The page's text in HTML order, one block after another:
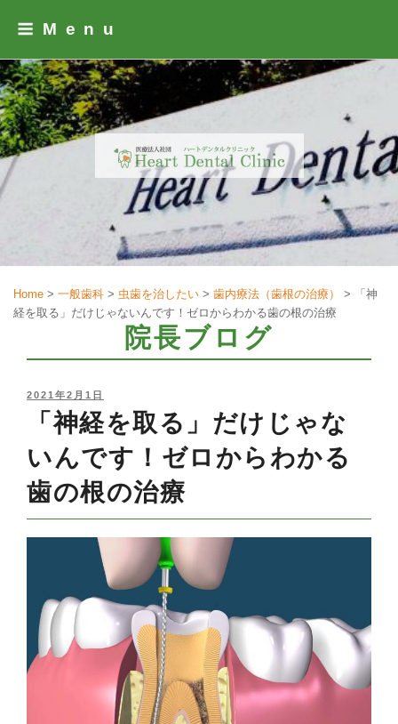
Menu
Home > 一般歯科 > 虫歯を治したい > 歯内療法（歯根の治療） >
「神
経を取る」だけじゃないんです！ゼロからわかる歯の根の治療
院長ブログ
POSTED
ON
2021年2月1日
「神経を取る」だけじゃな
いんです！ゼロからわかる
歯の根の治療